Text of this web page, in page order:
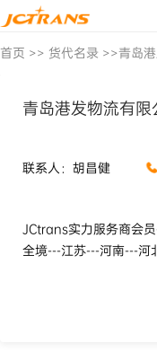
首页 >> 货代名录 >>青岛
青岛港发物流有限
联系人：胡昌健
JCtrans实力服务商会
全境---江苏---河南---